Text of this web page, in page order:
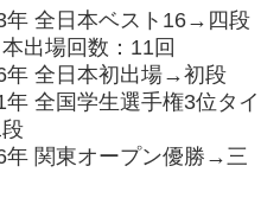
年 全日本ベスト16→四段
出場回数：11回
年 全日本初出場→初段
年 全国学生選手権3位タイ
年 関東オープン優勝→三